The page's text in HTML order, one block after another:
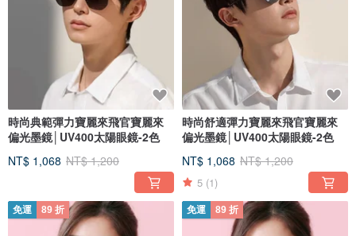
時尚典範彈力寶麗來飛官寶麗來
偏光墨鏡│UV400太陽眼鏡-2色
NT$ 1,068 NT$ 1,200
時尚舒適彈力寶麗來飛官寶麗來
偏光墨鏡│UV400太陽眼鏡-2色
NT$ 1,068 NT$ 1,200
5 (1)
免運 89 折 免運 89 折